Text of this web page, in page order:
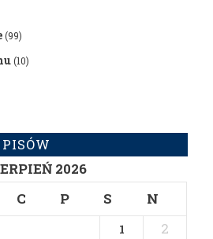
(99)
(10)
2026
C P S N
1
2